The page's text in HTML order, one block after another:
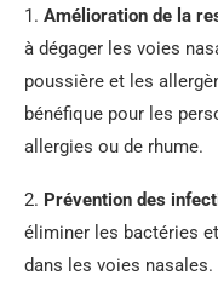
1. Amélioration de la
à dégager les voies
poussière et les
bénéfique pour les
allergies ou de rhume.
2. Prévention des
éliminer les bactéries
dans les voies